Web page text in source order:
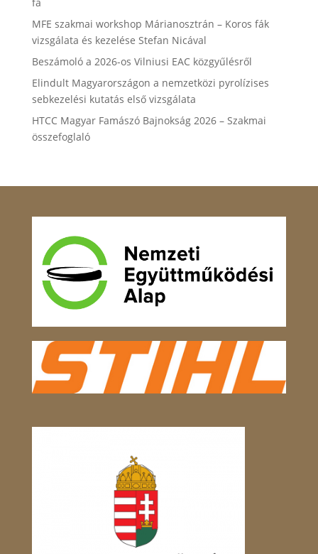
fa
MFE szakmai workshop Márianosztrán – Koros fák
vizsgálata és kezelése Stefan Nicával
Beszámoló a 2026-os Vilniusi EAC közgyűlésről
Elindult Magyarországon a nemzetközi pyrolízises
sebkezelési kutatás első vizsgálata
HTCC Magyar Famászó Bajnokság 2026 – Szakmai
összefoglaló